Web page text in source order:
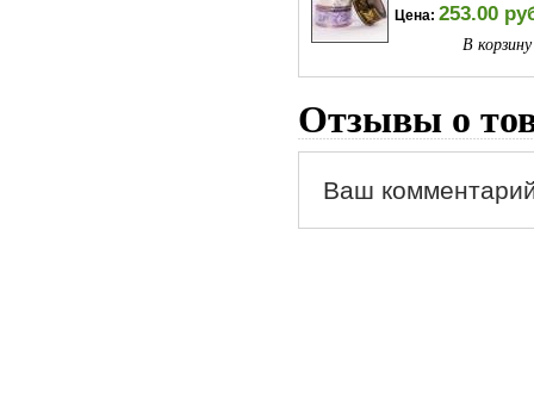
Цена: 253.00
В
Отзывы о
Ваш